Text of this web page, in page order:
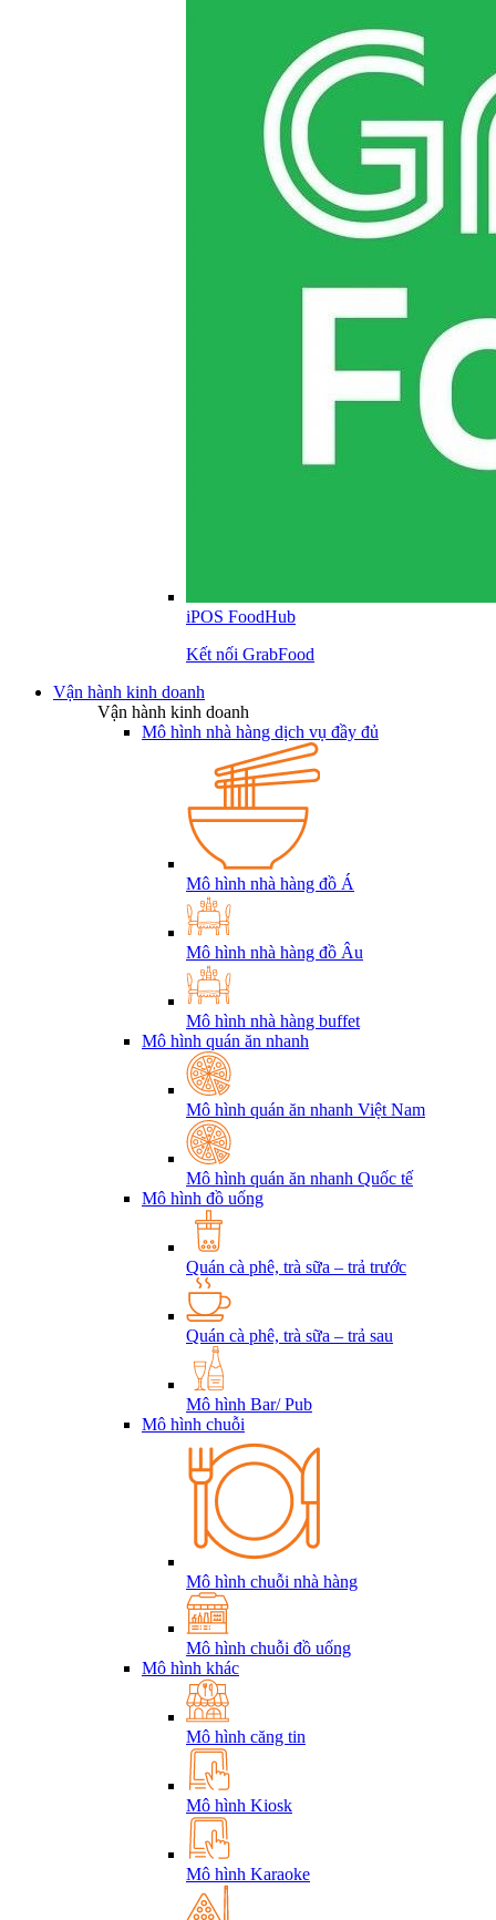
iPOS FoodHub
Kết nối GrabFood
Vận hành kinh doanh
Vận hành kinh doanh
Mô hình nhà hàng dịch vụ đầy đủ
Mô hình nhà hàng đồ Á
Mô hình nhà hàng đồ Âu
Mô hình nhà hàng buffet
Mô hình quán ăn nhanh
Mô hình quán ăn nhanh Việt Nam
Mô hình quán ăn nhanh Quốc tế
Mô hình đồ uống
Quán cà phê, trà sữa – trả trước
Quán cà phê, trà sữa – trả sau
Mô hình Bar/ Pub
Mô hình chuỗi
Mô hình chuỗi nhà hàng
Mô hình chuỗi đồ uống
Mô hình khác
Mô hình căng tin
Mô hình Kiosk
Mô hình Karaoke